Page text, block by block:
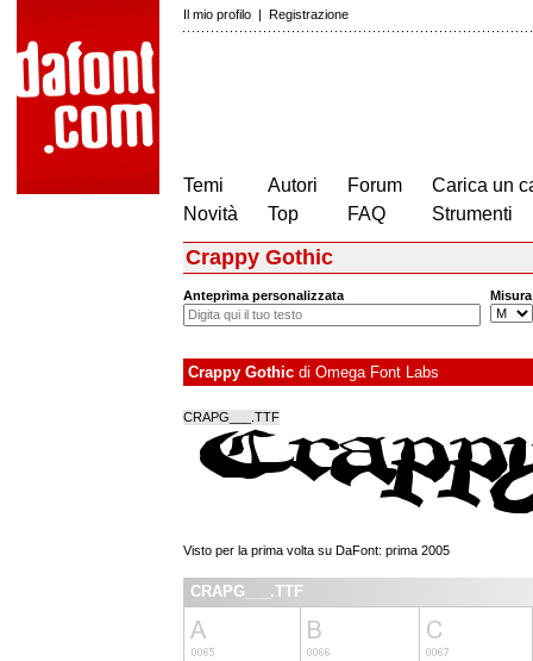
Il mio profilo | Registrazione
Temi
Novità
Autori
Top
Forum
FAQ
Carica un
Strumenti
Crappy Gothic
Anteprima personalizzata Misura
Crappy Gothic di Omega Font Labs
CRAPG___.TTF
Visto per la prima volta su DaFont: prima 2005
CRAPG___.TTF